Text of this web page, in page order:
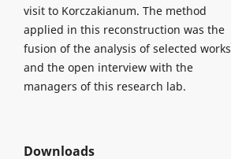
visit to Korczakianum. The method
applied in this reconstruction was the
fusion of the analysis of selected works
and the open interview with the
managers of this research lab.
Downloads